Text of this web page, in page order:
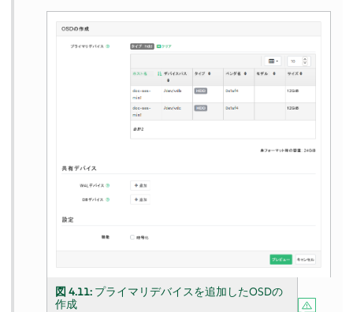
図 4.11: プライマリデバイスを追加したOSDの
作成